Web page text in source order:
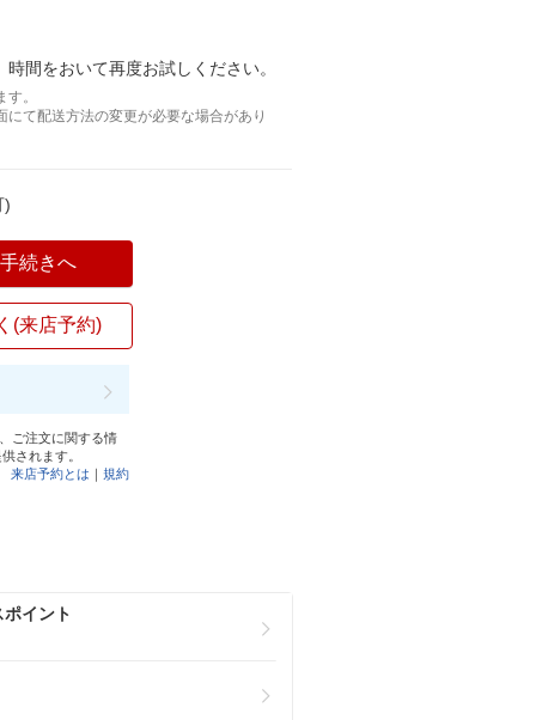
間をおいて再度お試しください。
。
て配送方法の変更が必要な場合があり
)
続きへ
(来店予約)
ご注文に関する情
されます。
来店予約とは ｜規約
イント